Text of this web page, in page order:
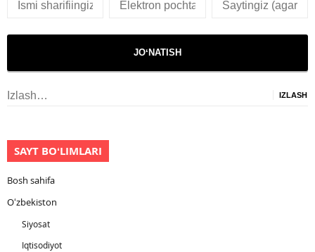
Izlash:
SAYT BOʻLIMLARI
Bosh sahifa
Oʻzbekiston
Siyosat
Iqtisodiyot